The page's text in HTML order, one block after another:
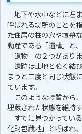
地下や水中などに埋
呼ばれる場所のことを
た住居の柱の穴や墳墓
動産である「遺構」と
「遺物」の２つがありま
遺跡は土地と強く結
まうと二度と同じ状態
ています。
このような特質から
埋蔵された状態を維持
すでに見つかってい
化財包蔵地」と呼ばれ